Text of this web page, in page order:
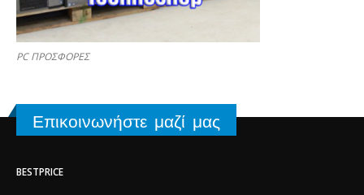
PC ΠΡΟΣΦΟΡΕΣ
Επικοινωνήστε μαζί μας
BESTPRICE